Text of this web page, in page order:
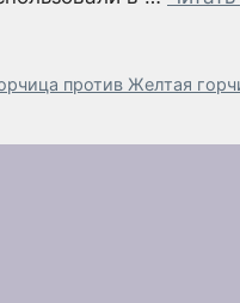
против Желтая